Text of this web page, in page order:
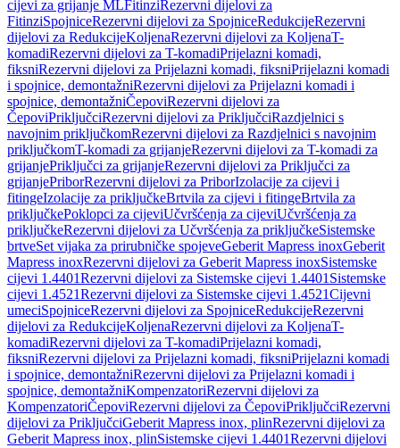
cijevi za grijanje MLFitinziRezervni dijelovi za
FitinziSpojniceRezervni dijelovi za SpojniceRedukcijeRezervni
dijelovi za RedukcijeKoljenaRezervni dijelovi za KoljenaT-
komadiRezervni dijelovi za T-komadiPrijelazni komadi,
fiksniRezervni dijelovi za Prijelazni komadi, fiksniPrijelazni komadi
i spojnice, demontažniRezervni dijelovi za Prijelazni komadi i
spojnice, demontažniČepoviRezervni dijelovi za
ČepoviPriključciRezervni dijelovi za PriključciRazdjelnici s
navojnim priključkomRezervni dijelovi za Razdjelnici s navojnim
priključkomT-komadi za grijanjeRezervni dijelovi za T-komadi za
grijanjePriključci za grijanjeRezervni dijelovi za Priključci za
grijanjePriborRezervni dijelovi za PriborIzolacije za cijevi i
fitingeIzolacije za priključkeBrtvila za cijevi i fitingeBrtvila za
priključkePoklopci za cijeviUčvršćenja za cijeviUčvršćenja za
priključkeRezervni dijelovi za Učvršćenja za priključkeSistemske
brtveSet vijaka za prirubničke spojeveGeberit Mapress inoxGeberit
Mapress inoxRezervni dijelovi za Geberit Mapress inoxSistemske
cijevi 1.4401Rezervni dijelovi za Sistemske cijevi 1.4401 Sistemske
cijevi 1.4521Rezervni dijelovi za Sistemske cijevi 1.4521Cijevni
umeciSpojniceRezervni dijelovi za SpojniceRedukcijeRezervni
dijelovi za RedukcijeKoljenaRezervni dijelovi za KoljenaT-
komadiRezervni dijelovi za T-komadiPrijelazni komadi,
fiksniRezervni dijelovi za Prijelazni komadi, fiksniPrijelazni komadi
i spojnice, demontažniRezervni dijelovi za Prijelazni komadi i
spojnice, demontažniKompenzatoriRezervni dijelovi za
KompenzatoriČepoviRezervni dijelovi za ČepoviPriključciRezervni
dijelovi za PriključciGeberit Mapress inox, plinRezervni dijelovi za
Geberit Mapress inox, plinSistemske cijevi 1.4401Rezervni dijelovi